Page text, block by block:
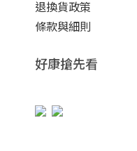
退換貨政策
條款與細則
好康搶先看